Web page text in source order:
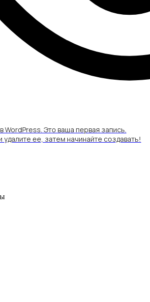
WordPress. Это ваша первая запись.
удалите ее, затем начинайте создавать!